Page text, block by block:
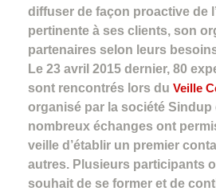
diffuser de façon proactive de
pertinente à ses clients, son
partenaires selon leurs
Le 23 avril 2015 dernier, 80
sont rencontrés lors du Veille
organisé par la société Sindup
nombreux échanges ont
veille d’établir un premier
autres. Plusieurs participants
souhait de se former et de